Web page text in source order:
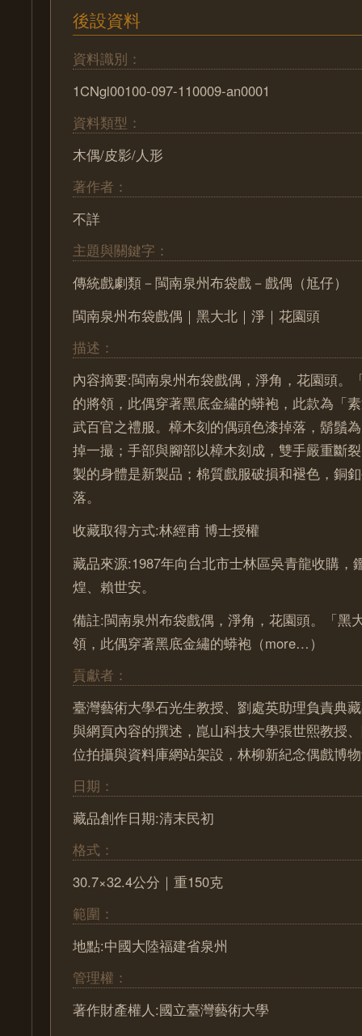
後設資料
資料識別：
1CNgl00100-097-110009-an0001
資料類型：
木偶/皮影/人形
著作者：
不詳
主題與關鍵字：
傳統戲劇類－閩南泉州布袋戲－戲偶（尪仔）
閩南泉州布袋戲偶｜黑大北｜淨｜花園頭
描述：
內容摘要:閩南泉州布袋戲偶，淨角，花園頭。
的將領，此偶穿著黑底金繡的蟒袍，此款為「
武百官之禮服。樟木刻的偶頭色漆掉落，鬍鬚
掉一撮；手部與腳部以樟木刻成，雙手嚴重斷
製的身體是新製品；棉質戲服破損和褪色，銅
落。
收藏取得方式:林經甫 博士授權
藏品來源:1987年向台北市士林區吳青龍收購，
煌、賴世安。
備註:閩南泉州布袋戲偶，淨角，花園頭。「黑
領，此偶穿著黑底金繡的蟒袍（more…）
貢獻者：
臺灣藝術大學石光生教授、劉處英助理負責典
與網頁內容的撰述，崑山科技大學張世熙教授
位拍攝與資料庫網站架設，林柳新紀念偶戲博
日期：
藏品創作日期:清末民初
格式：
30.7×32.4公分｜重150克
範圍：
地點:中國大陸福建省泉州
管理權：
著作財產權人:國立臺灣藝術大學